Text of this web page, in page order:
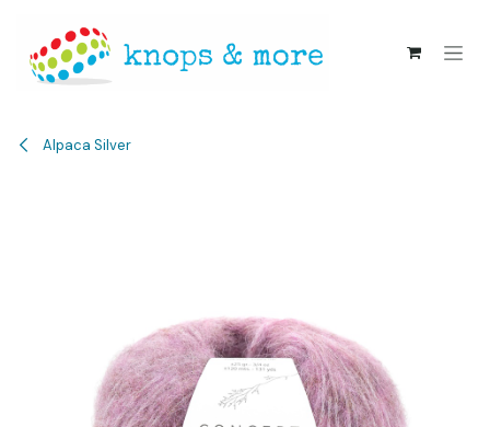
Alpaca Silver